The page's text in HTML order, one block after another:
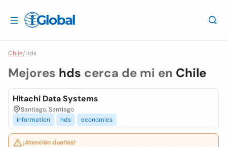
Chile/Hds
Mejores hds cerca de mi en Chile
Hitachi Data Systems
Santiago, Santiago
information
hds economics
¡Atención dueños!